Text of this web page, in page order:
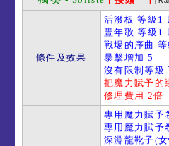
條件及效果
活潑板 等級1
豐年歌 等級1
戰場的序曲
暴擊增加 5
沒有限制等級
把魔力賦予的
修理費用 2倍
專用魔力賦予
專用魔力賦予
深淵龍靴子(